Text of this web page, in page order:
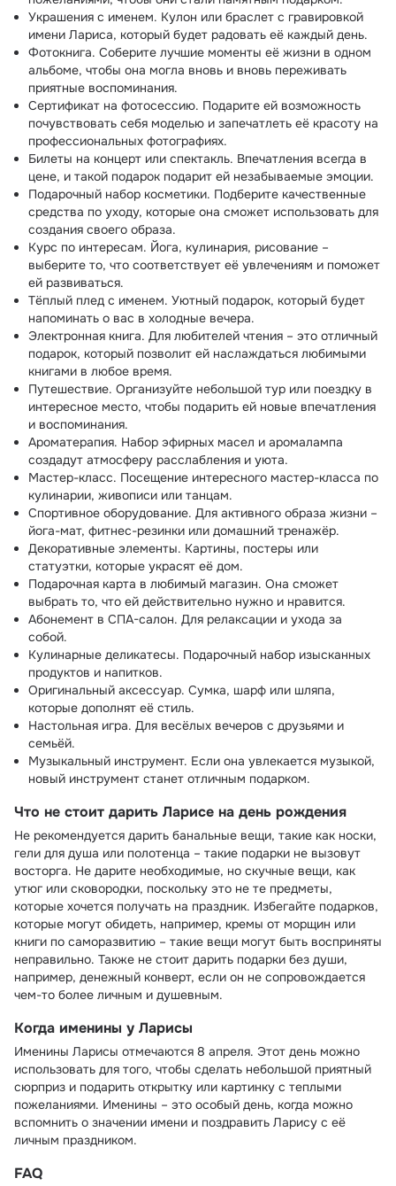
Украшения с именем. Кулон или браслет с гравировкой
имени Лариса, который будет радовать её каждый день.
Фотокнига. Соберите лучшие моменты её жизни в одном
альбоме, чтобы она могла вновь и вновь переживать
приятные воспоминания.
Сертификат на фотосессию. Подарите ей возможность
почувствовать себя моделью и запечатлеть её красоту на
профессиональных фотографиях.
Билеты на концерт или спектакль. Впечатления всегда в
цене, и такой подарок подарит ей незабываемые эмоции.
Подарочный набор косметики. Подберите качественные
средства по уходу, которые она сможет использовать для
создания своего образа.
Курс по интересам. Йога, кулинария, рисование –
выберите то, что соответствует её увлечениям и поможет
ей развиваться.
Тёплый плед с именем. Уютный подарок, который будет
напоминать о вас в холодные вечера.
Электронная книга. Для любителей чтения – это отличный
подарок, который позволит ей наслаждаться любимыми
книгами в любое время.
Путешествие. Организуйте небольшой тур или поездку в
интересное место, чтобы подарить ей новые впечатления
и воспоминания.
Ароматерапия. Набор эфирных масел и аромалампа
создадут атмосферу расслабления и уюта.
Мастер-класс. Посещение интересного мастер-класса по
кулинарии, живописи или танцам.
Спортивное оборудование. Для активного образа жизни –
йога-мат, фитнес-резинки или домашний тренажёр.
Декоративные элементы. Картины, постеры или
статуэтки, которые украсят её дом.
Подарочная карта в любимый магазин. Она сможет
выбрать то, что ей действительно нужно и нравится.
Абонемент в СПА-салон. Для релаксации и ухода за
собой.
Кулинарные деликатесы. Подарочный набор изысканных
продуктов и напитков.
Оригинальный аксессуар. Сумка, шарф или шляпа,
которые дополнят её стиль.
Настольная игра. Для весёлых вечеров с друзьями и
семьёй.
Музыкальный инструмент. Если она увлекается музыкой,
новый инструмент станет отличным подарком.
Что не стоит дарить Ларисе на день рождения
Не рекомендуется дарить банальные вещи, такие как носки,
гели для душа или полотенца – такие подарки не вызовут
восторга. Не дарите необходимые, но скучные вещи, как
утюг или сковородки, поскольку это не те предметы,
которые хочется получать на праздник. Избегайте подарков,
которые могут обидеть, например, кремы от морщин или
книги по саморазвитию – такие вещи могут быть восприняты
неправильно. Также не стоит дарить подарки без души,
например, денежный конверт, если он не сопровождается
чем-то более личным и душевным.
Когда именины у Ларисы
Именины Ларисы отмечаются 8 апреля. Этот день можно
использовать для того, чтобы сделать небольшой приятный
сюрприз и подарить открытку или картинку с теплыми
пожеланиями. Именины – это особый день, когда можно
вспомнить о значении имени и поздравить Ларису с её
личным праздником.
FAQ